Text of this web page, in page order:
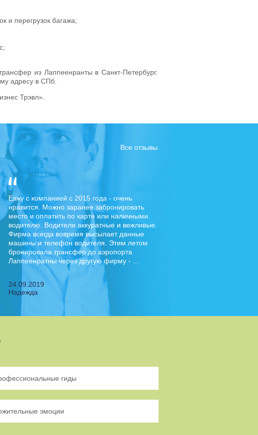
и перегрузок багажа;
из Лаппеенранты в Санкт-Петербург.
адресу в СПб.
Трэвл».
Все отзывы
Езжу с компанией с 2015 года - очень
нравится. Можно заранее забронировать
место и оплатить по карте или наличными
водителю. Водители аккуратные и вежливые.
Фирма всегда вовремя высылает данные
машины и телефон водителя. Этим летом
бронировала трансфер до аэропорта
Лаппеенратны через другую фирму - ...
24.09.2019
Надежда
гиды
эмоции